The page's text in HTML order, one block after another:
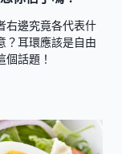
右邊究竟各代表什
？耳環應該是自由
話題！